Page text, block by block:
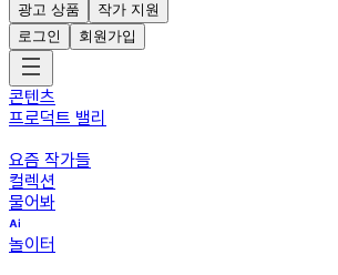
광고 상품
작가 지원
로그인
회원가입
콘텐츠
프로덕트 밸리
요즘 작가들
컬렉션
물어봐
놀이터